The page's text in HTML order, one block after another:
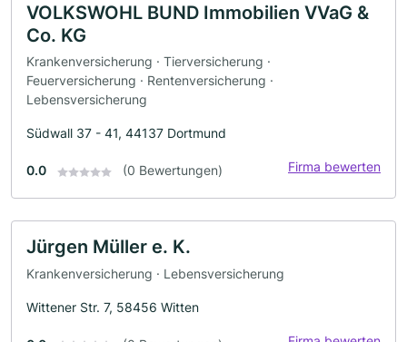
VOLKSWOHL BUND Immobilien VVaG &
Co. KG
Krankenversicherung · Tierversicherung ·
Feuerversicherung · Rentenversicherung ·
Lebensversicherung
Südwall 37 - 41, 44137 Dortmund
0.0 (0 Bewertungen) Firma bewerten
Jürgen Müller e. K.
Krankenversicherung · Lebensversicherung
Wittener Str. 7, 58456 Witten